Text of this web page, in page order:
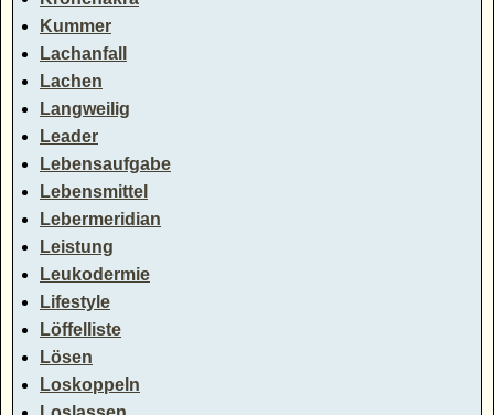
Kummer
Lachanfall
Lachen
Langweilig
Leader
Lebensaufgabe
Lebensmittel
Lebermeridian
Leistung
Leukodermie
Lifestyle
Löffelliste
Lösen
Loskoppeln